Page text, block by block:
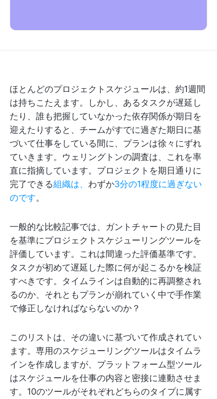
ほとんどのプロジェクトスケジュールは、約1週間
は持ちこたえます。しかし、あるタスクが遅延し
たり、誰も把握していなかった依存関係が期日を
迎えたりすると、チームがすでに過ぎた期日に基
づいて仕事をしている間に、プランは徐々にずれ
ていきます。ウェリングトンの調査は、これを率
直に指摘しています。プロジェクトを期日通りに
完了できる組織は、 わずか3分の1程度に過ぎない
のです。
一般的な比較記事では、ガントチャートの見た目
を基準にプロジェクトスケジューリングツールを
評価しています。これは間違った評価基準です。
タスクが初めて遅延した際に何が起こるかを検証
すべきです。タイムラインは自動的に再調整され
るのか、それともプランが崩れていく中で手作業
で修正しなければならないのか？
このリストは、その違いに基づいて作成されてい
ます。専用のスケジューリングツールはタイムラ
インを作成しますが、プラットフォーム型ツール
はスケジュールを仕事の内容と密接に連動させま
す。10のツールがそれぞれどちらのタイプに属す